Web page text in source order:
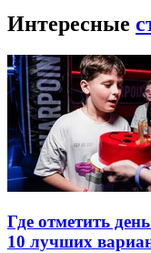
Интересные
Где отметить
10 лучших